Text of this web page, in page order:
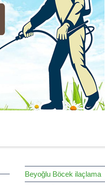
Beyoğlu Böcek ilaçlama